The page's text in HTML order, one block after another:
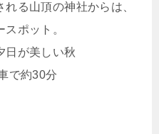
る山頂の神社からは、
ポット。
日が美しい秋
で約30分